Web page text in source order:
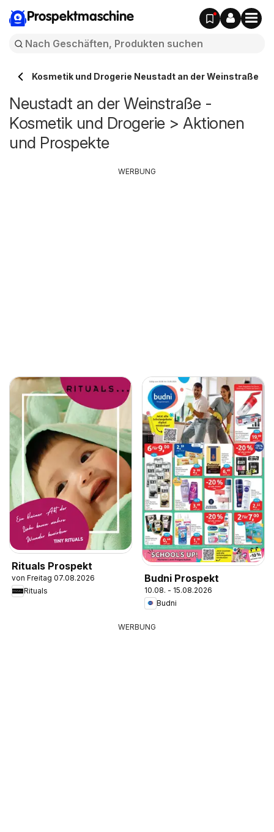
Prospektmaschine
Kosmetik und Drogerie Neustadt an der Weinstraße
Neustadt an der Weinstraße -
Kosmetik und Drogerie > Aktionen
und Prospekte
Rituals Prospekt
von Freitag 07.08.2026
Rituals
Budni Prospekt
10.08. - 15.08.2026
Budni
WERBUNG
WERBUNG